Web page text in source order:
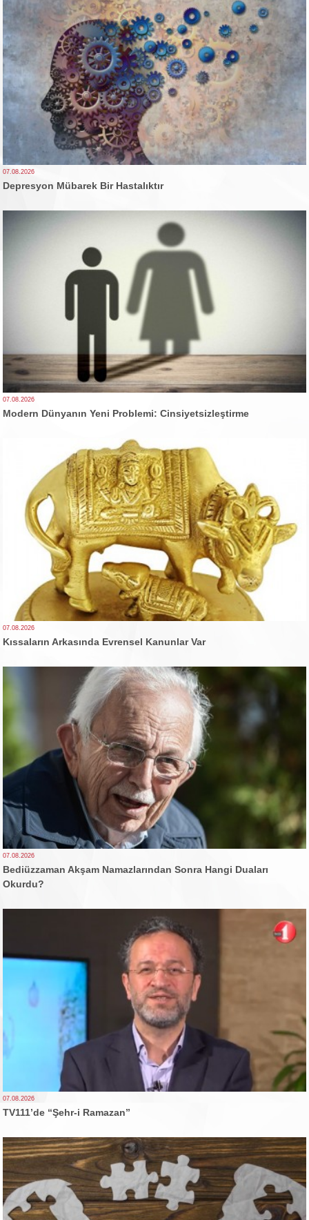
07.08.2026
Depresyon Mübarek Bir Hastalıktır
07.08.2026
Modern Dünyanın Yeni Problemi: Cinsiyetsizleştirme
07.08.2026
Kıssaların Arkasında Evrensel Kanunlar Var
07.08.2026
Bediüzzaman Akşam Namazlarından Sonra Hangi Duaları
Okurdu?
07.08.2026
TV111’de “Şehr-i Ramazan”